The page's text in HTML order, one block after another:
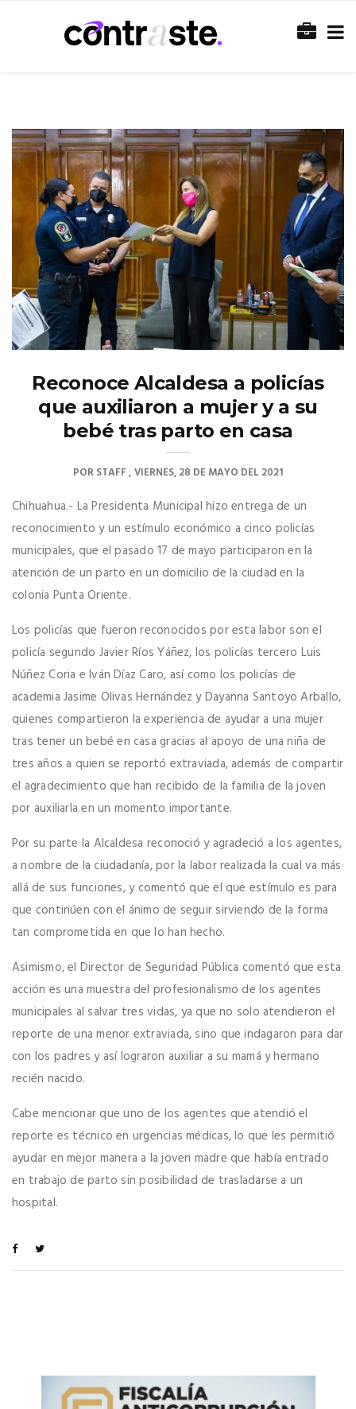
Reconoce Alcaldesa a policías
que auxiliaron a mujer y a su
bebé tras parto en casa
PORSTAFF VIERNES, 28 DE MAYO DEL 2021
Chihuahua.- La Presidenta Municipal hizo entrega de un
reconocimiento y un estímulo económico a cinco policías
municipales, que el pasado 17 de mayo participaron en la
atención de un parto en un domicilio de la ciudad en la
colonia Punta Oriente.
Los policías que fueron reconocidos por esta labor son el
policía segundo Javier Ríos Yáñez, los policías tercero Luis
Núñez Coria e Iván Díaz Caro, así como los policías de
academia Jasime Olivas Hernández y Dayanna Santoyo Arballo,
quienes compartieron la experiencia de ayudar a una mujer
tras tener un bebé en casa gracias al apoyo de una niña de
tres años a quien se reportó extraviada, además de compartir
el agradecimiento que han recibido de la familia de la joven
por auxiliarla en un momento importante.
Por su parte la Alcaldesa reconoció y agradeció a los agentes,
a nombre de la ciudadanía, por la labor realizada la cual va más
allá de sus funciones, y comentó que el que estímulo es para
que continúen con el ánimo de seguir sirviendo de la forma
tan comprometida en que lo han hecho.
Asimismo, el Director de Seguridad Pública comentó que esta
acción es una muestra del profesionalismo de los agentes
municipales al salvar tres vidas, ya que no solo atendieron el
reporte de una menor extraviada, sino que indagaron para dar
con los padres y así lograron auxiliar a su mamá y hermano
recién nacido.
Cabe mencionar que uno de los agentes que atendió el
reporte es técnico en urgencias médicas, lo que les permitió
ayudar en mejor manera a la joven madre que había entrado
en trabajo de parto sin posibilidad de trasladarse a un
hospital.